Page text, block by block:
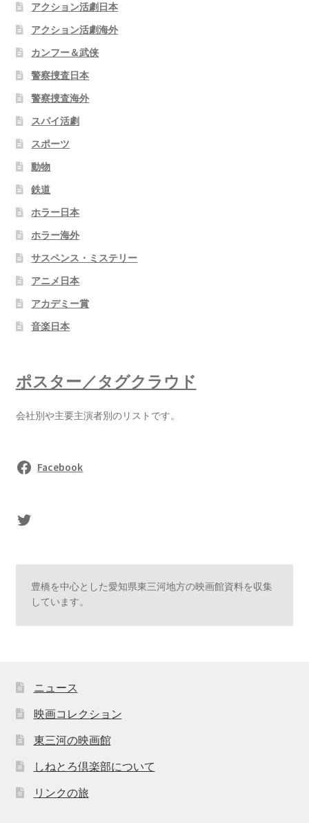
アクション活劇日本
アクション活劇海外
カンフー＆武侠
警察捜査日本
警察捜査海外
スパイ活劇
スポーツ
動物
鉄道
ホラー日本
ホラー海外
サスペンス・ミステリー
アニメ日本
アカデミー賞
音楽日本
ポスター／タグクラウド
会社別や主要主演者別のリストです。
Facebook
sasaki's Twitter
豊橋を中心とした愛知県東三河地方の映画館資料を収集
しています。
ニュース
映画コレクション
東三河の映画館
しねとろ倶楽部について
リンクの旅